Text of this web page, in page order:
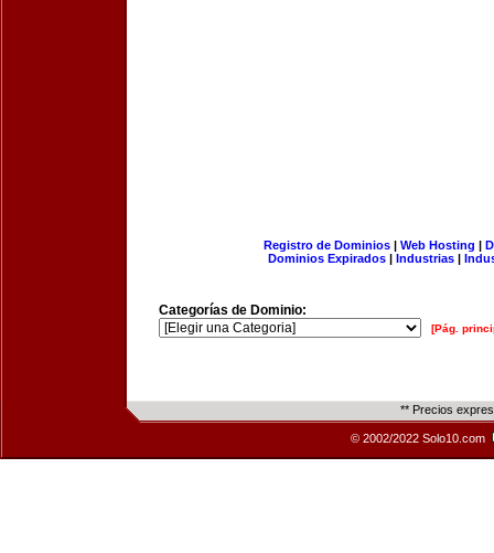
Registro de Dominios| Web Hosting |
Dominios Expirados | Industrias |
Categorías de Dominio:
[Pág.
** Precios
© 2002/2022 Solo10.com